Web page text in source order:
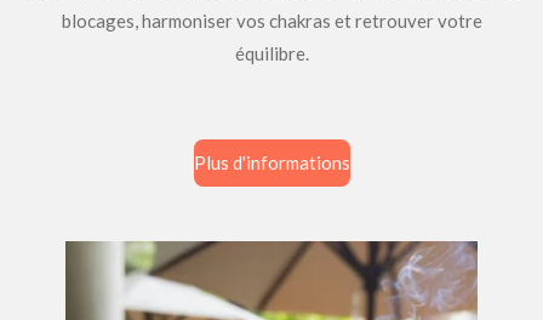
blocages, harmoniser vos chakras et retrouver votre
équilibre.
Plus d'informations